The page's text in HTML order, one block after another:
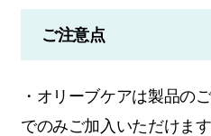
ご注意点
・オリーブケアは製品の
でのみご加入いただけます